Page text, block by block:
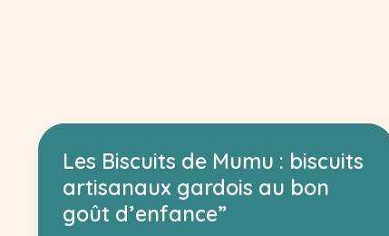
Les Biscuits de Mumu : biscuits
artisanaux gardois au bon
goût d’enfance”